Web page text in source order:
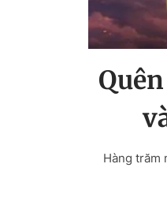
Hàng trăm